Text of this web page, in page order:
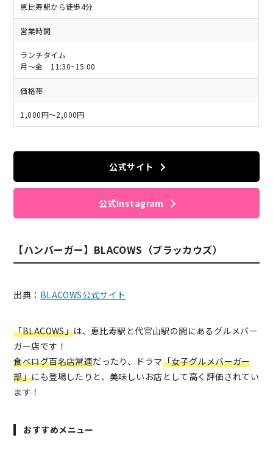
恵比寿駅から徒歩4分
営業時間
ランチタイム
月～金 11:30~15:00
価格帯
1,000円～2,000円
公式サイト
公式Instagram
【ハンバーガー】BLACOWS（ブラッカウズ）
出典： BLACOWS公式サイト
「BLACOWS」は、恵比寿駅と代官山駅の間にあるグルメバー
ガー店です！
食べログ百名店常連だったり、ドラマ「女子グルメバーガー
部」にも登場したりと、美味しいお店として高く評価されてい
ます！
おすすめメニュー